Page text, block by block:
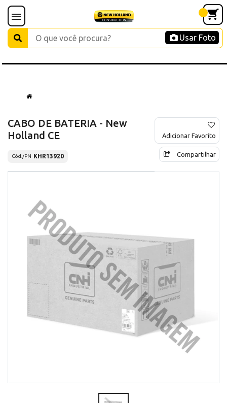
Usar Foto
CABO DE BATERIA - New
Holland CE
Cód./PN KHR13920
Adicionar Favorito
Compartilhar